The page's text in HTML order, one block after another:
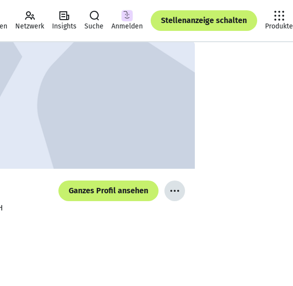
Netzwerk Insights Suche Anmelden
Stellenanzeige schalten
Produkte
Ganzes Profil ansehen